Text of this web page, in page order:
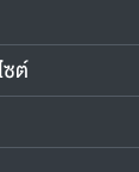
ซต์